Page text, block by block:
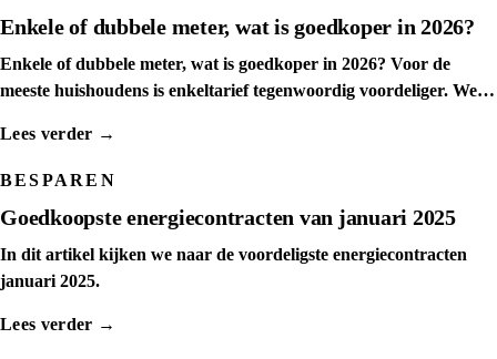
Enkele of dubbele meter, wat is goedkoper in 2026?
Enkele of dubbele meter, wat is goedkoper in 2026? Voor de
meeste huishoudens is enkeltarief tegenwoordig voordeliger. We
Lees verder →
BESPAREN
Goedkoopste energiecontracten van januari 2025
In dit artikel kijken we naar de voordeligste energiecontracten
januari 2025.
Lees verder →